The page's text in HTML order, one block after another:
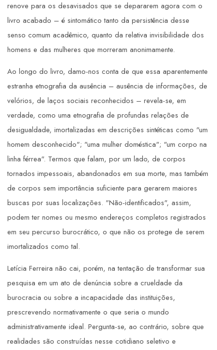
renove para os desavisados que se depararem agora com o
livro acabado – é sintomático tanto da persistência desse
senso comum acadêmico, quanto da relativa invisibilidade dos
homens e das mulheres que morreram anonimamente.
Ao longo do livro, damo-nos conta de que essa aparentemente
estranha etnografia da ausência – ausência de informações, de
velórios, de laços sociais reconhecidos – revela-se, em
verdade, como uma etnografia de profundas relações de
desigualdade, imortalizadas em descrições sintéticas como "um
homem desconhecido"; "uma mulher doméstica"; "um corpo na
linha férrea". Termos que falam, por um lado, de corpos
tornados impessoais, abandonados em sua morte, mas também
de corpos sem importância suficiente para gerarem maiores
buscas por suas localizações. "Não-identificados", assim,
podem ter nomes ou mesmo endereços completos registrados
em seu percurso burocrático, o que não os protege de serem
imortalizados como tal.
Letícia Ferreira não cai, porém, na tentação de transformar sua
pesquisa em um ato de denúncia sobre a crueldade da
burocracia ou sobre a incapacidade das instituições,
prescrevendo normativamente o que seria o mundo
administrativamente ideal. Pergunta-se, ao contrário, sobre que
realidades são construídas nesse cotidiano seletivo e